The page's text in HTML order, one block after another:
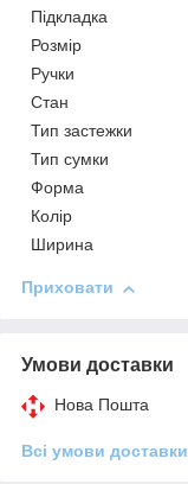
Підкладка
Розмір
Ручки
Стан
Тип застежки
Тип сумки
Форма
Колір
Ширина
Приховати
Умови доставки
Нова Пошта
Всі умови доставки